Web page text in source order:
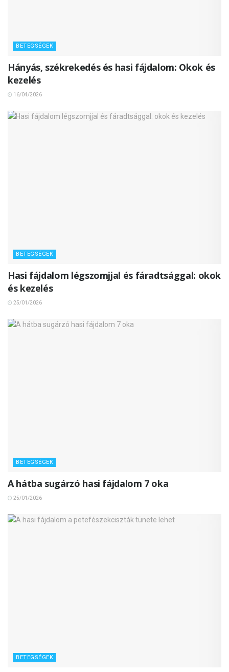
BETEGSÉGEK
Hányás, székrekedés és hasi fájdalom: Okok és
kezelés
16/04/2026
BETEGSÉGEK
Hasi fájdalom légszomjjal és fáradtsággal: okok
és kezelés
25/01/2026
BETEGSÉGEK
A hátba sugárzó hasi fájdalom 7 oka
25/01/2026
BETEGSÉGEK